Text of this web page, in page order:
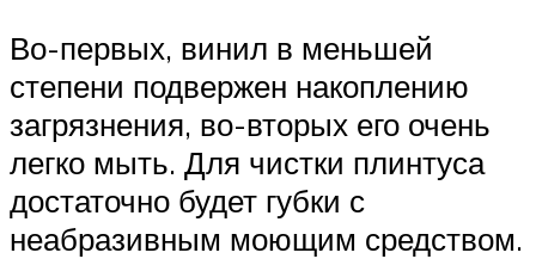
Во-первых, винил в меньшей
степени подвержен накоплению
загрязнения, во-вторых его очень
легко мыть. Для чистки плинтуса
достаточно будет губки с
неабразивным моющим средством.